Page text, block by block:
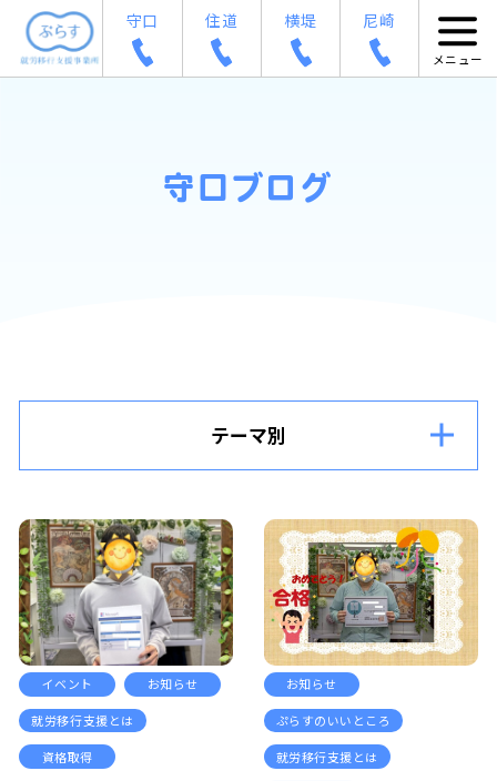
守口 住道 横堤 尼崎
守口ブログ
テーマ別
イベント お知らせ
就労移行支援とは
資格取得
お知らせ
ぷらすのいいところ
就労移行支援とは